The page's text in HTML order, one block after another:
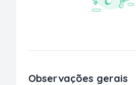
Observações gerais